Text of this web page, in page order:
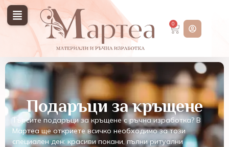
0
Подаръци за кръщене
Търсите подаръци за кръщене с ръчна изработка? В
Мартеа ще откриете всичко необходимо за този
специален ден: красиви покани, пълни ритуални